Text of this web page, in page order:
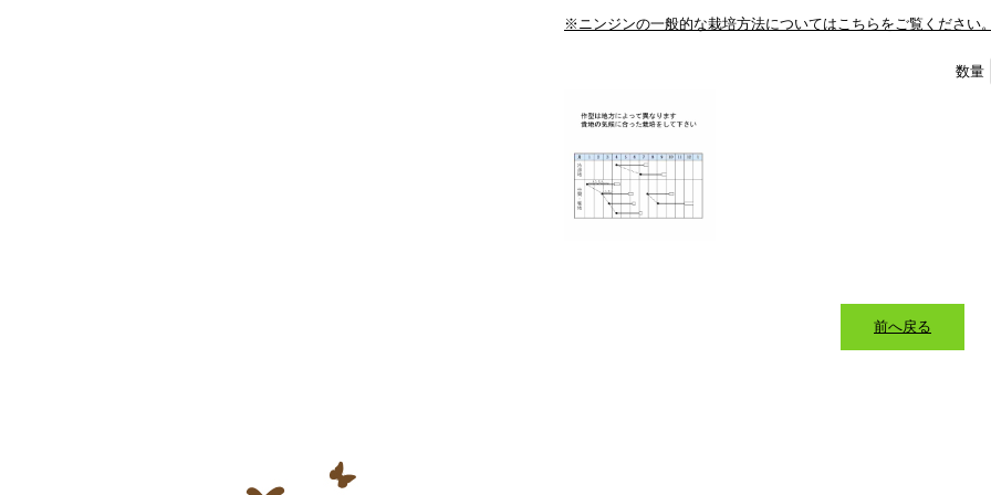
※ニンジンの一般的な栽培方法についてはこちらをご覧ください
数量
前へ戻る